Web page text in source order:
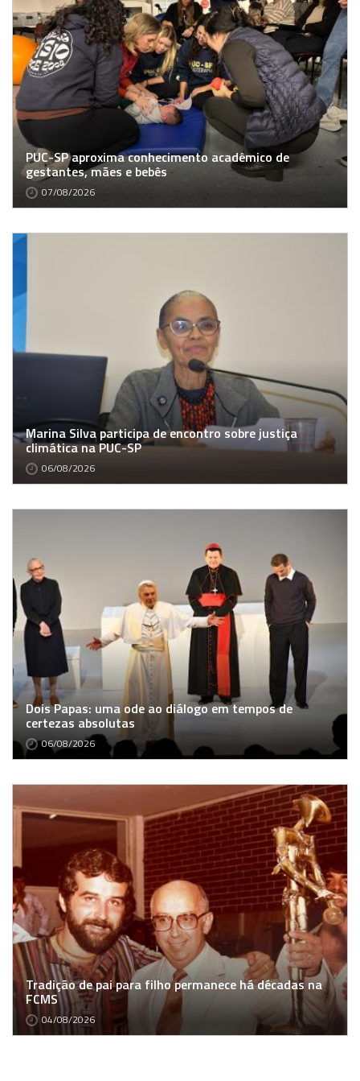
PUC-SP aproxima conhecimento acadêmico de
gestantes, mães e bebês
07/08/2026
Marina Silva participa de encontro sobre justiça
climática na PUC-SP
06/08/2026
Dois Papas: uma ode ao diálogo em tempos de
certezas absolutas
06/08/2026
Tradição de pai para filho permanece há décadas na
FCMS
04/08/2026